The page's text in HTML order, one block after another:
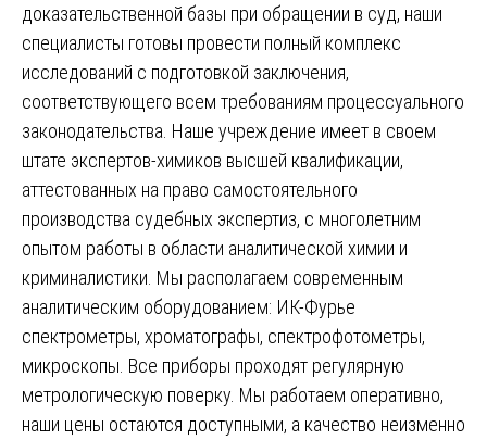
доказательственной базы при обращении в суд, наши
специалисты готовы провести полный комплекс
исследований с подготовкой заключения,
соответствующего всем требованиям процессуального
законодательства. Наше учреждение имеет в своем
штате экспертов-химиков высшей квалификации,
аттестованных на право самостоятельного
производства судебных экспертиз, с многолетним
опытом работы в области аналитической химии и
криминалистики. Мы располагаем современным
аналитическим оборудованием: ИК-Фурье
спектрометры, хроматографы, спектрофотометры,
микроскопы. Все приборы проходят регулярную
метрологическую поверку. Мы работаем оперативно,
наши цены остаются доступными, а качество неизменно